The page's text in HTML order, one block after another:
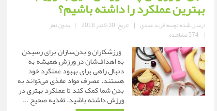
بهترین عملکرد را داشته باشیم؟
ارسال شده توسطفرید عبدی | تاریخ: 30 اکتبر 2018 | بدون نظر
| 574 مشاهده
ورزشکاران و بدن‌سازان برای رسیدن
به اهداف‌شان در ورزش همیشه به
دنبال راهی برای بهبود عملکرد خود
هستند. مصرف مواد مغذی می‌تواند به
بدن شما کمک کند تا عملکرد بهتری در
ورزش داشته باشید. تغذیه صحیح ...